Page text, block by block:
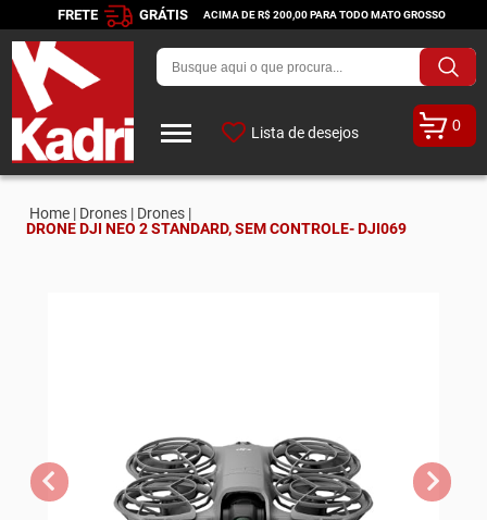
FRETE GRÁTIS ACIMA DE R$ 200,00 PARA TODO MATO GROSSO
Lista de desejos 0
Home | Drones | Drones |
DRONE DJI NEO 2 STANDARD, SEM CONTROLE- DJI069